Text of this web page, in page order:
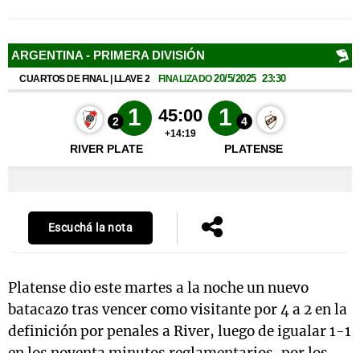
Escuchá la nota
Platense dio este martes a la noche un nuevo
batacazo tras vencer como visitante por 4 a 2 en la
definición por penales a River, luego de igualar 1-1